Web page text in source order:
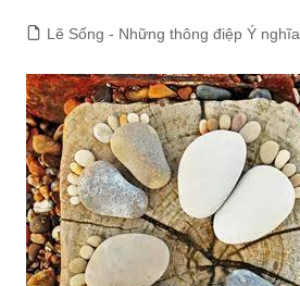
Lẽ Sống - Những thông điệp Ý nghĩa